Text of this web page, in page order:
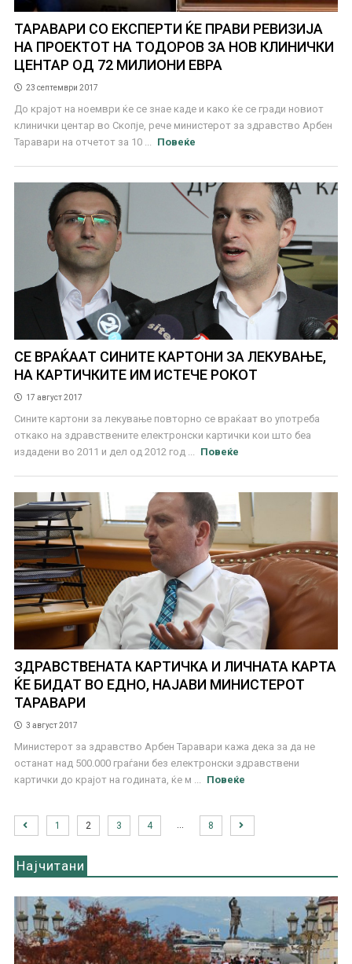
ТАРАВАРИ СО ЕКСПЕРТИ ЌЕ ПРАВИ РЕВИЗИЈА
НА ПРОЕКТОТ НА ТОДОРОВ ЗА НОВ КЛИНИЧКИ
ЦЕНТАР ОД 72 МИЛИОНИ ЕВРА
23 септември 2017
До крајот на ноември ќе се знае каде и како ќе се гради новиот
клинички центар во Скопје, рече министерот за здравство Арбен
Таравари на отчетот за 10 ...
Повеќе
СЕ ВРАЌААТ СИНИТЕ КАРТОНИ ЗА ЛЕКУВАЊЕ,
НА КАРТИЧКИТЕ ИМ ИСТЕЧЕ РОКОТ
17 август 2017
Сините картони за лекување повторно се враќаат во употреба
откако на здравствените електронски картички кои што беа
издадени во 2011 и дел од 2012 год ...
Повеќе
ЗДРАВСТВЕНАТА КАРТИЧКА И ЛИЧНАТА КАРТА
ЌЕ БИДАТ ВО ЕДНО, НАЈАВИ МИНИСТЕРОТ
ТАРАВАРИ
3 август 2017
Министерот за здравство Арбен Таравари кажа дека за да не
останат над 500.000 граѓани без електронски здравствени
картички до крајот на годината, ќе м ...
Повеќе
1 2 3 4 8
Најчитани